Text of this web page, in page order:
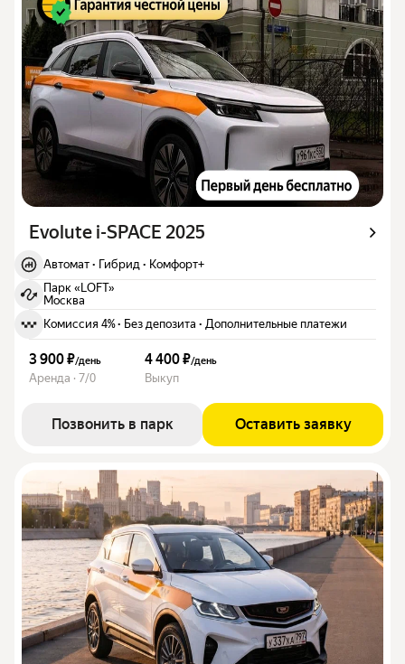
Evolute i-SPACE 2025
Автомат · Гибрид · Комфорт+
Парк «LOFT»
Москва
Комиссия 4%· Без депозита · Дополнительные платежи
3 900 ₽/день
Аренда · 7/0
4 400 ₽/день
Выкуп
Позвонить в парк Оставить заявку